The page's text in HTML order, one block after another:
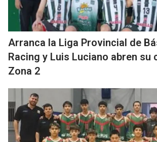
Arranca la Liga Provincial de
Racing y Luis Luciano abren su
Zona 2